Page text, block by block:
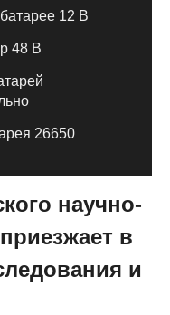
12 В
48 В
26650
научно-
в
и